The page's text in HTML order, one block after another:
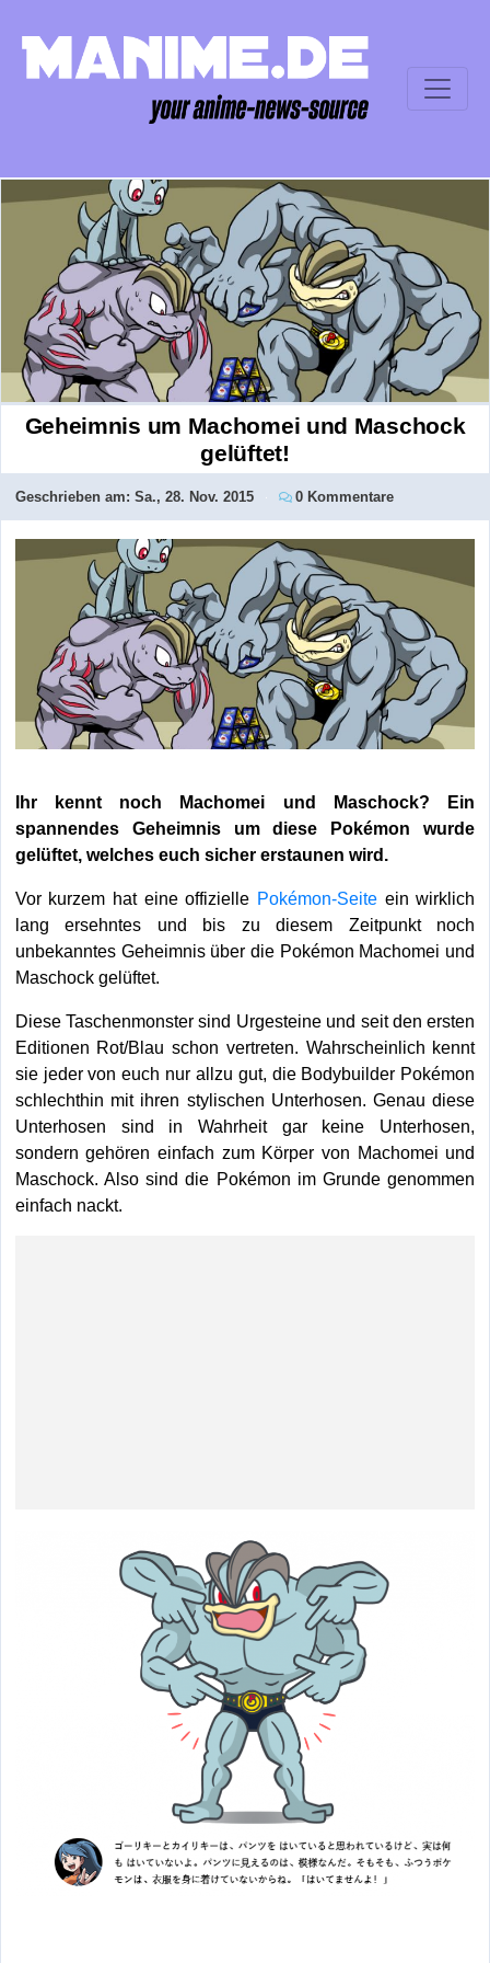
Geheimnis um Machomei und Maschock
gelüftet!
Geschrieben am: Sa., 28. Nov. 2015 0 Kommentare
Ihr kennt noch Machomei und Maschock? Ein
spannendes Geheimnis um diese Pokémon wurde
gelüftet, welches euch sicher erstaunen wird.
Vor kurzem hat eine offizielle Pokémon-Seiteein wirklich
lang ersehntes und bis zu diesem Zeitpunkt noch
unbekanntes Geheimnis über die Pokémon Machomei und
Maschock gelüftet.
Diese Taschenmonster sind Urgesteine und seit den ersten
Editionen Rot/Blau schon vertreten. Wahrscheinlich kennt
sie jeder von euch nur allzu gut, die Bodybuilder Pokémon
schlechthin mit ihren stylischen Unterhosen. Genau diese
Unterhosen sind in Wahrheit gar keine Unterhosen,
sondern gehören einfach zum Körper von Machomei und
Maschock. Also sind die Pokémon im Grunde genommen
einfach nackt.